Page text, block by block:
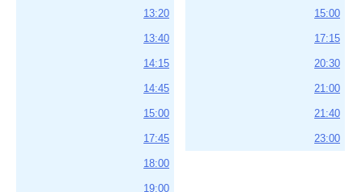
15:00
17:15
20:30
21:00
21:40
23:00
13:20
13:40
14:15
14:45
15:00
17:45
18:00
19:00